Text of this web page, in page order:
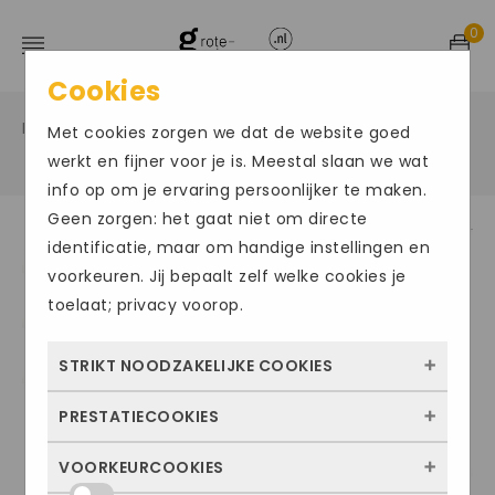
0
Home / Grote maten herenschoenen / Veter sportief
Cookies
Met cookies zorgen we dat de website goed
werkt en fijner voor je is. Meestal slaan we wat
info op om je ervaring persoonlijker te maken.
Geen zorgen: het gaat niet om directe
identificatie, maar om handige instellingen en
voorkeuren. Jij bepaalt zelf welke cookies je
toelaat; privacy voorop.
STRIKT NOODZAKELIJKE COOKIES
Deze cookies zorgen ervoor dat de website
kunnen niet worden uitgezet. Meestal
PRESTATIECOOKIES
Met deze cookies zien we hoe vaak onze
VOORKEURCOOKIES